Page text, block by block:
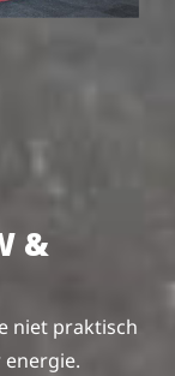
&
niet praktisch